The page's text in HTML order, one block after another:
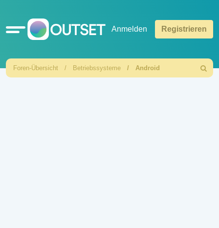
Schnellzugriff Anmelden Registrieren
Foren-Übersicht Betriebssysteme Android
Suche